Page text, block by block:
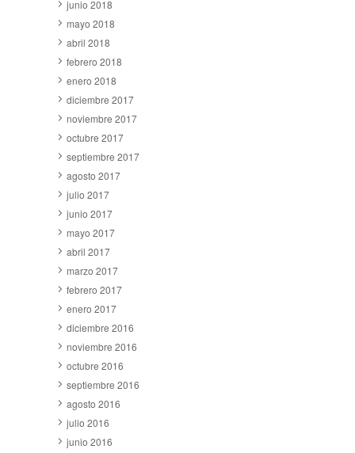
junio 2018
mayo 2018
abril 2018
febrero 2018
enero 2018
diciembre 2017
noviembre 2017
octubre 2017
septiembre 2017
agosto 2017
julio 2017
junio 2017
mayo 2017
abril 2017
marzo 2017
febrero 2017
enero 2017
diciembre 2016
noviembre 2016
octubre 2016
septiembre 2016
agosto 2016
julio 2016
junio 2016